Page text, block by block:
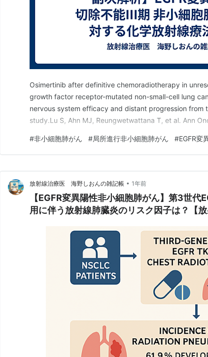
Osimertinib after definitive chemoradiotherapy in
growth factor receptor-mutated non-small-cell lung
nervous system efficacy and distant progression from
study.Lu S, Ahn MJ, Reungwetwattana T, et al. Ann
#非小細胞肺がん #局所進行非小細胞肺がん #EGFR変
放射線治療医 海野しおんの雑記帳 • 1年前
【EGFR変異陽性非小細胞肺がん】第3世代
用に伴う放射線肺臓炎のリスク因子は？【放